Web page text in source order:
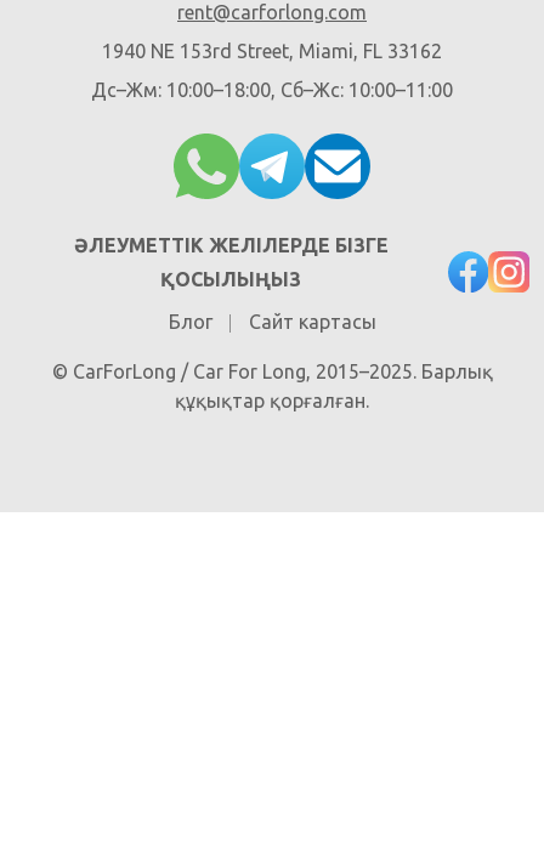
rent@carforlong.com
1940 NE 153rd Street, Miami, FL 33162
Дс–Жм: 10:00–18:00, Сб–Жс: 10:00–11:00
ӘЛЕУМЕТТІК ЖЕЛІЛЕРДЕ БІЗГЕ
ҚОСЫЛЫҢЫЗ
Блог
Сайт картасы
© CarForLong / Car For Long, 2015–2025. Барлық
құқықтар қорғалған.